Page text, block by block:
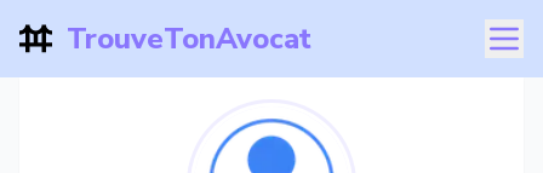
TrouveTonAvocat